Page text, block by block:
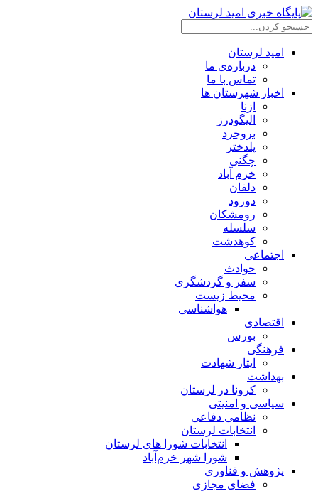
امید لرستان
درباره‌ی ما
تماس با ما
اخبار شهرستان ها
ازنا
الیگودرز
بروجرد
پلدختر
چگنی
خرم آباد
دلفان
دورود
رومشکان
سلسله
کوهدشت
اجتماعی
حوادث
سفر و گردشگری
محیط زیست
هواشناسی
اقتصادی
بورس
فرهنگی
ایثار شهادت
بهداشت
کرونا در لرستان
سیاسی و امنیتی
نظامی دفاعی
انتخابات لرستان
انتخابات شورا های لرستان
شورا شهر خرم‌آباد
پژوهش و فناوری
فضای مجازی